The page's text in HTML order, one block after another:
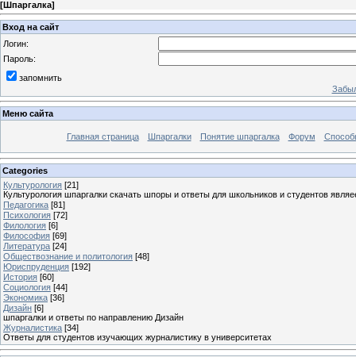
[Шпаргалка]
Вход на сайт
Логин:
Пароль:
запомнить
Меню сайта
Главная страница Шпаргалки Понятие шпаргалка Форум
Categories
Культурология [21]
Культурология шпаргалки скачать шпоры и ответы для школьников и студентов
Педагогика [81]
Психология [72]
Филология [6]
Философия [69]
Литература [24]
Обществознание и политология [48]
Юриспруденция [192]
История [60]
Социология [44]
Экономика [36]
Дизайн [6]
шпаргалки и ответы по направлению Дизайн
Журналистика [34]
Ответы для студентов изучающих журналистику в университетах